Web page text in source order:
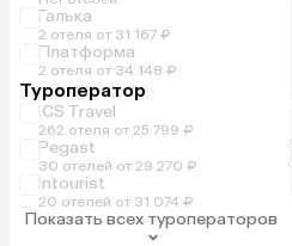
Галька
2 отеля от 31 167 ₽
Платформа
2 отеля от 34 148 ₽
Туроператор
ICS Travel
262 отеля от 25 799 ₽
Pegast
30 отелей от 29 270 ₽
Intourist
20 отелей от 31 074 ₽
Показать всех туроператоров